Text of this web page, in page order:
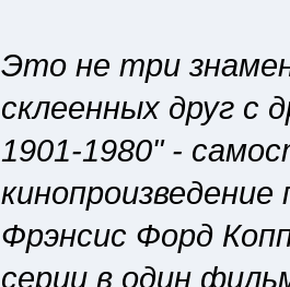
Это не три
склеенных друг с
1901-1980" -
Фрэнсис Форд
серии в один